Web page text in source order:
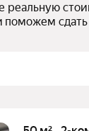
реальную
поможем